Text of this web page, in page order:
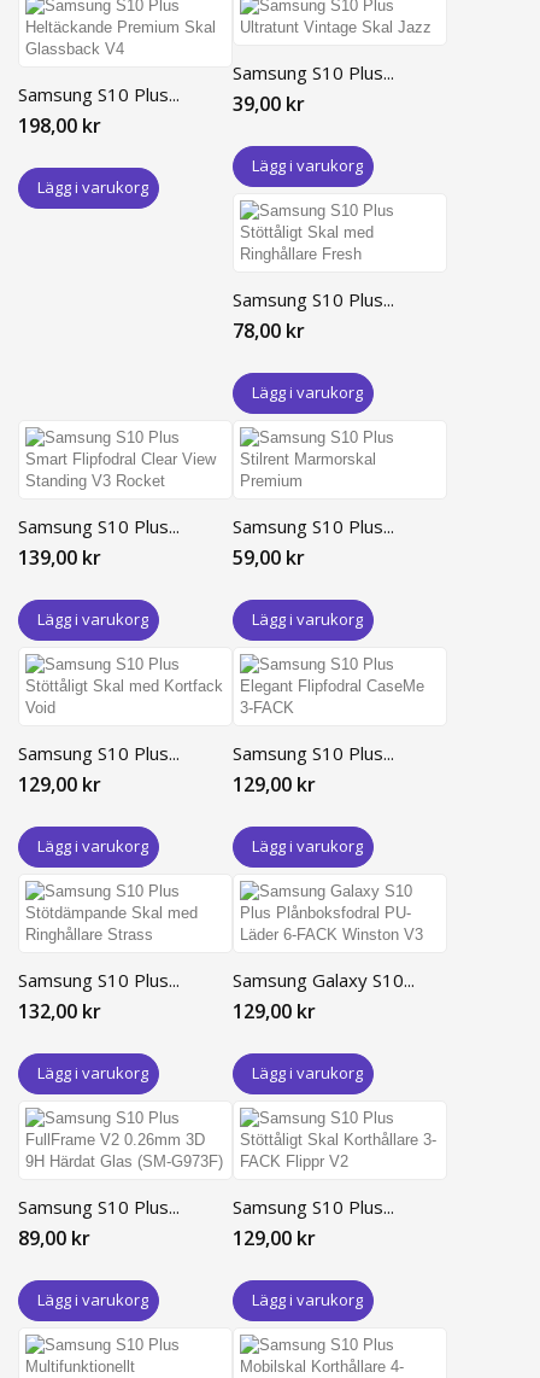
Samsung S10 Plus...
198,00 kr
Lägg i varukorg
Samsung S10 Plus...
39,00 kr
Lägg i varukorg
Samsung S10 Plus...
78,00 kr
Lägg i varukorg
Samsung S10 Plus...
139,00 kr
Lägg i varukorg
Samsung S10 Plus...
59,00 kr
Lägg i varukorg
Samsung S10 Plus...
129,00 kr
Lägg i varukorg
Samsung S10 Plus...
129,00 kr
Lägg i varukorg
Samsung S10 Plus...
132,00 kr
Lägg i varukorg
Samsung Galaxy S10...
129,00 kr
Lägg i varukorg
Samsung S10 Plus...
89,00 kr
Lägg i varukorg
Samsung S10 Plus...
129,00 kr
Lägg i varukorg